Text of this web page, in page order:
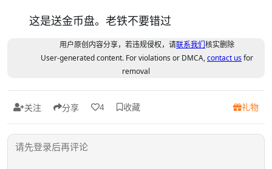
这是送金币盘。老铁不要错过
用户原创内容分享，若违规侵权，请联系我们核实删除
User-generated content. For violations or DMCA,contact usfor
removal
关注 分享 4 收藏 礼物